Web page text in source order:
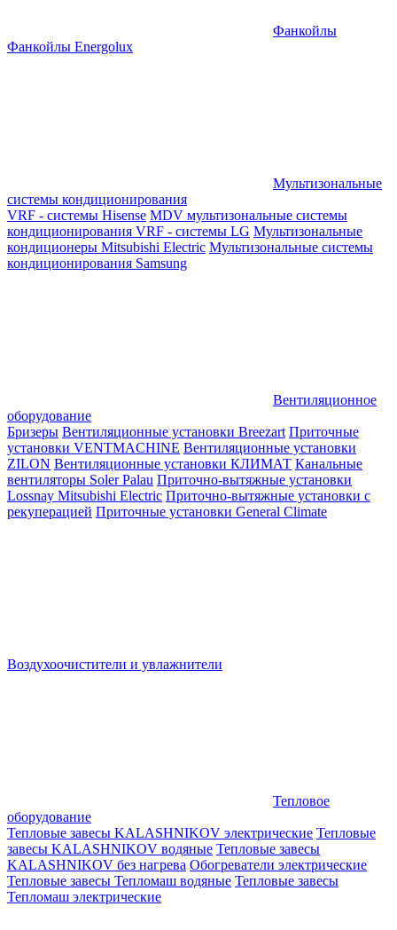
Фанкойлы
Фанкойлы Energolux
Мультизональные
системы кондиционирования
VRF - системы Hisense MDV мультизональные системы
кондиционирования VRF - системы LG Мультизональные
кондиционеры Mitsubishi Electric Мультизональные системы
кондиционирования Samsung
Вентиляционное
оборудование
Бризеры Вентиляционные установки Breezart Приточные
установки VENTMACHINE Вентиляционные установки
ZILON Вентиляционные установки КЛИМАТ Канальные
вентиляторы Soler Palau Приточно-вытяжные установки
Lossnay Mitsubishi Electric Приточно-вытяжные установки с
рекуперацией Приточные установки General Climate
Воздухоочистители и увлажнители
Тепловое
оборудование
Тепловые завесы KALASHNIKOV электрические Тепловые
завесы KALASHNIKOV водяные Тепловые завесы
KALASHNIKOV без нагрева Обогреватели электрические
Тепловые завесы Тепломаш водяные Тепловые завесы
Тепломаш электрические